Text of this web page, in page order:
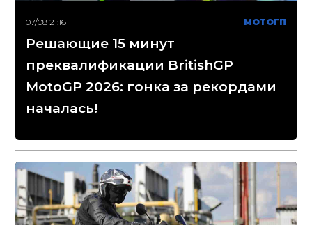
07/08 21:16 МОТОГП
Решающие 15 минут
преквалификации BritishGP
MotoGP 2026: гонка за рекордами
началась!